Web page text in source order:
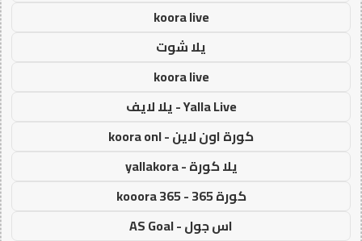
koora live
يلا شوت
koora live
Yalla Live - يلا لايف
كورة اون لاين - koora onl
يلا كورة - yallakora
كورة 365 - kooora 365
اس جول - AS Goal